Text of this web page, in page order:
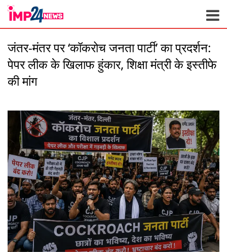
Skip
content
जंतर-मंतर पर ‘कॉकरोच जनता पार्टी’ का प्रदर्शन:
पेपर लीक के खिलाफ हुंकार, शिक्षा मंत्री के इस्तीफे
की मांग